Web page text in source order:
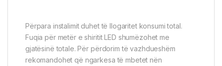
Përpara instalimit duhet të llogaritet konsumi total.
Fuqia për metër e shiritit LED shumëzohet me
gjatësinë totale. Për përdorim të vazhdueshëm
rekomandohet që ngarkesa të mbetet nën